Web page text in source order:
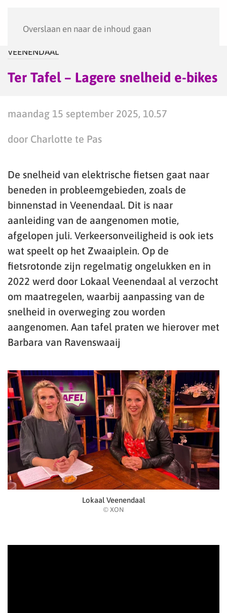
Overslaan en naar de inhoud gaan
VEENENDAAL
Ter Tafel – Lagere snelheid e-bikes
maandag 15 september 2025, 10.57
door Charlotte te Pas
De snelheid van elektrische fietsen gaat naar
beneden in probleemgebieden, zoals de
binnenstad in Veenendaal. Dit is naar
aanleiding van de aangenomen motie,
afgelopen juli. Verkeersonveiligheid is ook iets
wat speelt op het Zwaaiplein. Op de
fietsrotonde zijn regelmatig ongelukken en in
2022 werd door Lokaal Veenendaal al verzocht
om maatregelen, waarbij aanpassing van de
snelheid in overweging zou worden
aangenomen. Aan tafel praten we hierover met
Barbara van Ravenswaaij
Lokaal Veenendaal
© XON